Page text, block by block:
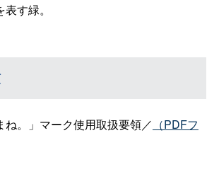
す緑。
ね。」マーク使用取扱要領／ （PDFフ